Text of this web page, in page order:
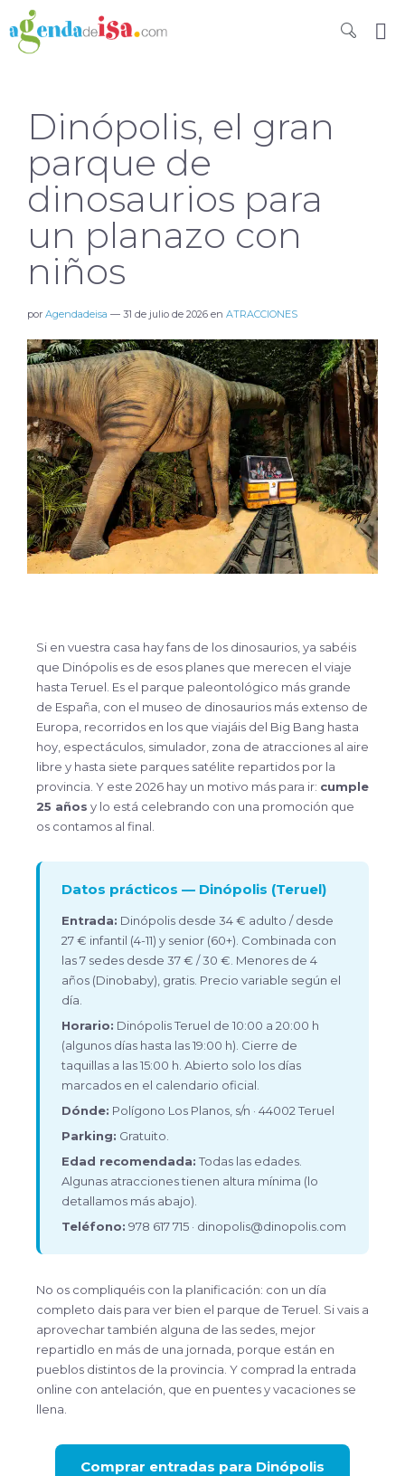
Dinópolis, el gran
parque de
dinosaurios para
un planazo con
niños
por Agendadeisa — 31 de julio de 2026 en ATRACCIONES
Si en vuestra casa hay fans de los dinosaurios, ya sabéis
que Dinópolis es de esos planes que merecen el viaje
hasta Teruel. Es el parque paleontológico más grande
de España, con el museo de dinosaurios más extenso de
Europa, recorridos en los que viajáis del Big Bang hasta
hoy, espectáculos, simulador, zona de atracciones al aire
libre y hasta siete parques satélite repartidos por la
provincia. Y este 2026 hay un motivo más para ir: cumple
25 años y lo está celebrando con una promoción que
os contamos al final.
Datos prácticos — Dinópolis (Teruel)
Entrada: Dinópolis desde 34 € adulto / desde
27 € infantil (4-11) y senior (60+). Combinada con
las 7 sedes desde 37 € / 30 €. Menores de 4
años (Dinobaby), gratis. Precio variable según el
día.
Horario: Dinópolis Teruel de 10:00 a 20:00 h
(algunos días hasta las 19:00 h). Cierre de
taquillas a las 15:00 h. Abierto solo los días
marcados en el calendario oficial.
Dónde: Polígono Los Planos, s/n · 44002 Teruel
Parking: Gratuito.
Edad recomendada: Todas las edades.
Algunas atracciones tienen altura mínima (lo
detallamos más abajo).
Teléfono: 978 617 715 · dinopolis@dinopolis.com
No os compliquéis con la planificación: con un día
completo dais para ver bien el parque de Teruel. Si vais a
aprovechar también alguna de las sedes, mejor
repartidlo en más de una jornada, porque están en
pueblos distintos de la provincia. Y comprad la entrada
online con antelación, que en puentes y vacaciones se
llena.
Comprar entradas para Dinópolis